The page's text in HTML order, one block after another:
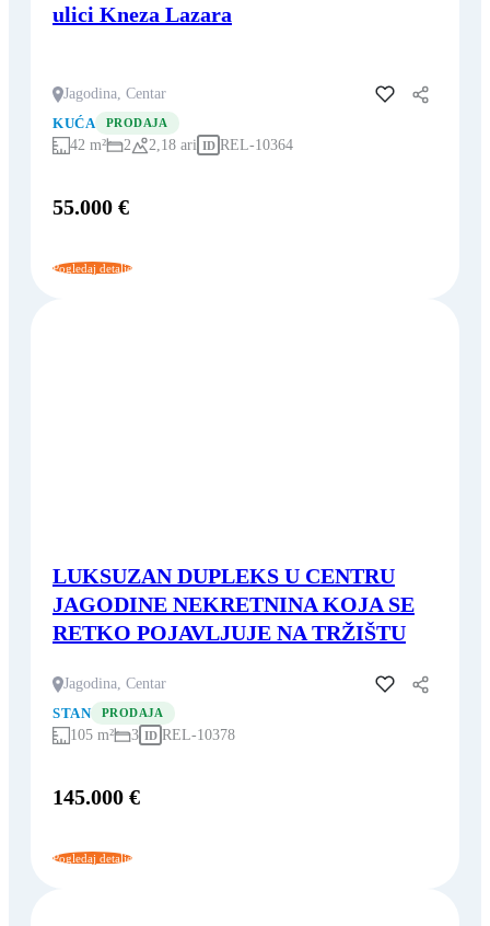
ulici Kneza Lazara
Jagodina, Centar
Dodaj u favorite
KUĆA
PRODAJA
42 m² 2 2,18 ari ID REL-10364
55.000 €
Pogledaj detalje
LUKSUZAN DUPLEKS U CENTRU
JAGODINE NEKRETNINA KOJA SE
RETKO POJAVLJUJE NA TRŽIŠTU
Jagodina, Centar
Dodaj u favorite
STAN
PRODAJA
105 m² 3 ID REL-10378
145.000 €
Pogledaj detalje